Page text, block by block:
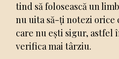
tind să folosească un
nu uita să-ți notezi orice
care nu ești sigur, astfel
verifica mai târziu.